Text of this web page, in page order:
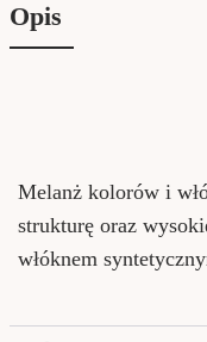
Opis
Melanż kolorów i
strukturę oraz
włóknem